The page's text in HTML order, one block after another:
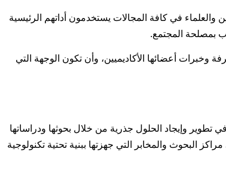
والعلماء في كافة المجالات يستخدمون أداتهم الرئيسية
بمصلحة المجتمع.
وخبرات أعضائها الأكاديميين، وأن تكون الوجهة التي
تطوير وإيجاد الحلول جذرية من خلال بحوثها ودراساتها
البحوث والمخابر التي جهزتها ببنية تحتية تكنولوجية